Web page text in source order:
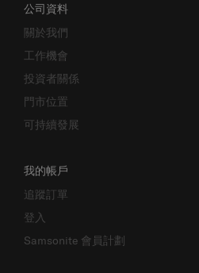
公司資料
關於我們
工作機會
投資者關係
門市位置
可持續發展
我的帳戶
追蹤訂單
登入
Samsonite 會員計劃